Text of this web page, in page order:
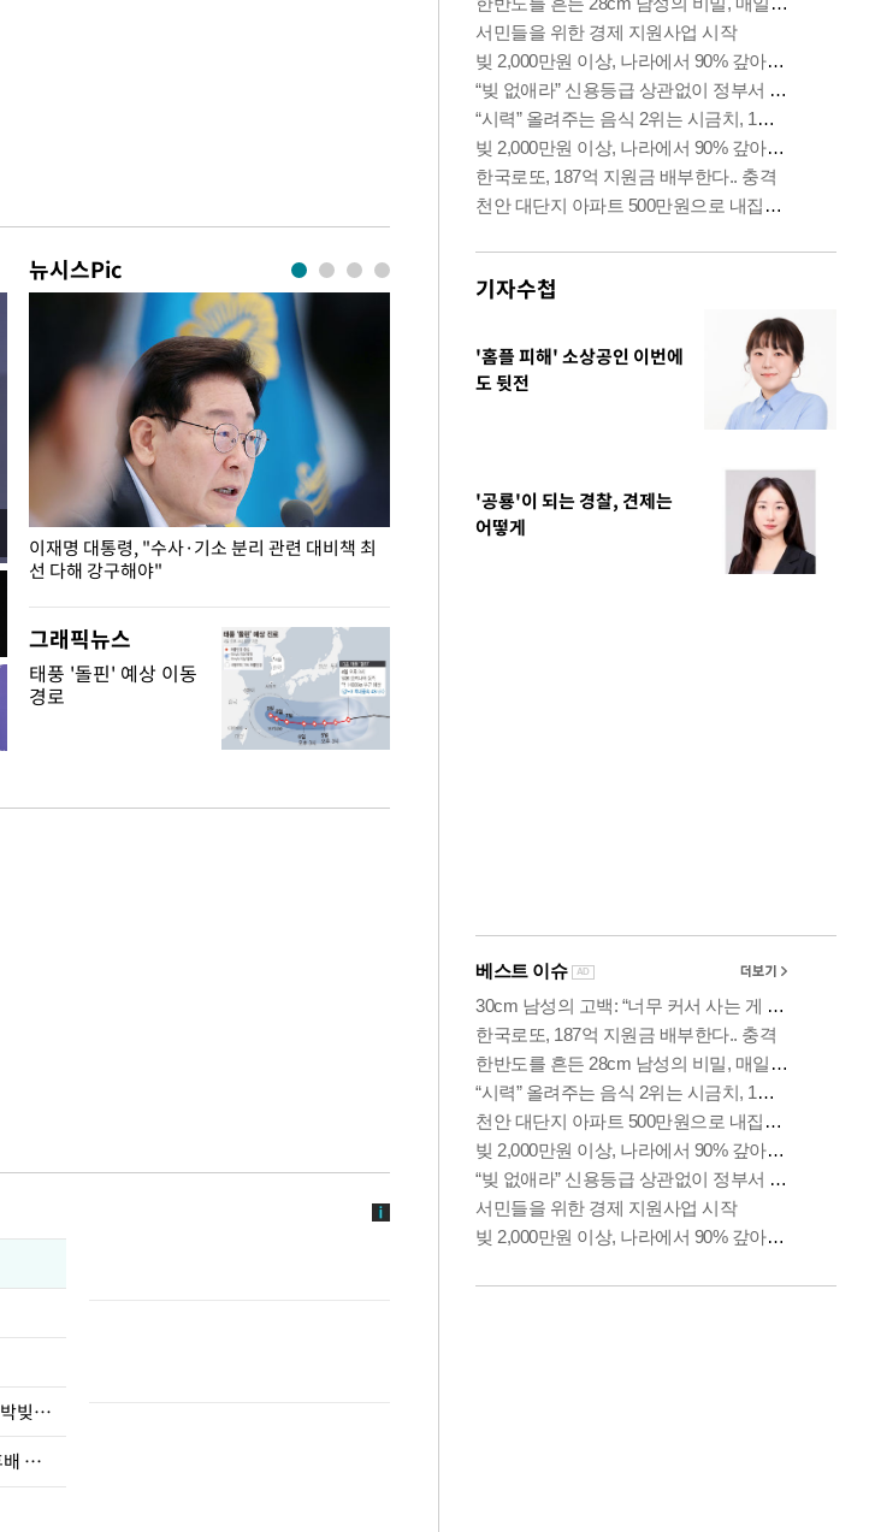
뉴시스Pic
이재명 대통령, "수사·기소 분리 관련 대비책 최
선 다해 강구해야"
송영길·정청래·김민석, 전당대회 앞두고 두 번째'오늘도 폭염' 전
그래픽뉴스
태풍 '돌핀' 예상 이동
경로
차가원 "MC몽에 400억 뜯겨…백현 위해 도박빚 갚아줘"
브라이언, 눈 마주치고 인사 안한 '무개념' 후배 폭로
기자수첩
'홈플 피해' 소상공인 이번에
도 뒷전
'공룡'이 되는 경찰, 견제는
어떻게